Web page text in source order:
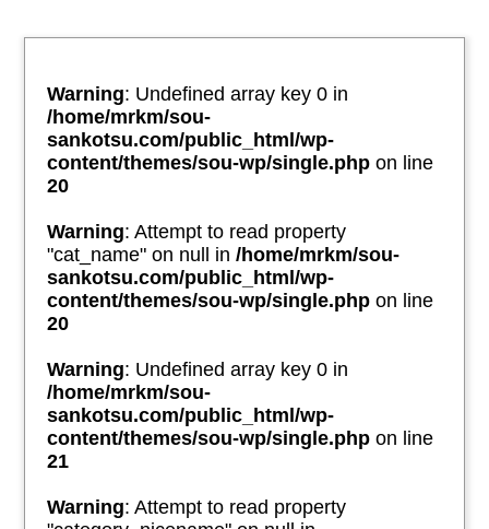
Warning: Undefined array key 0 in
/home/mrkm/sou-
sankotsu.com/public_html/wp-
content/themes/sou-wp/single.php on line
20
Warning: Attempt to read property
"cat_name" on null in/home/mrkm/sou-
sankotsu.com/public_html/wp-
content/themes/sou-wp/single.php on line
20
Warning: Undefined array key 0 in
/home/mrkm/sou-
sankotsu.com/public_html/wp-
content/themes/sou-wp/single.php on line
21
Warning: Attempt to read property